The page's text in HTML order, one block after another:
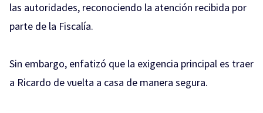
las autoridades, reconociendo la atención recibida por
parte de la Fiscalía.
Sin embargo, enfatizó que la exigencia principal es traer
a Ricardo de vuelta a casa de manera segura.